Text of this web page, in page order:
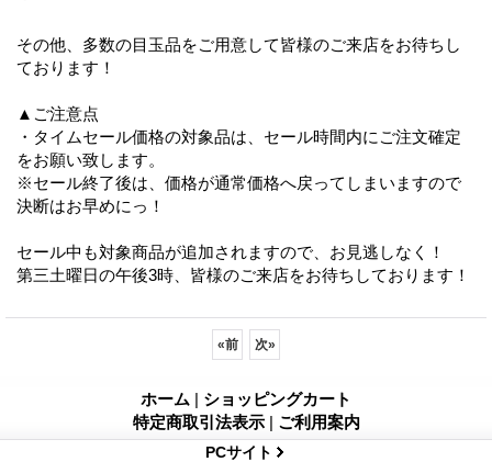
その他、多数の目玉品をご用意して皆様のご来店をお待ちし
ております！
▲ご注意点
・タイムセール価格の対象品は、セール時間内にご注文確定
をお願い致します。
※セール終了後は、価格が通常価格へ戻ってしまいますので
決断はお早めにっ！
セール中も対象商品が追加されますので、お見逃しなく！
第三土曜日の午後3時、皆様のご来店をお待ちしております！
«前 次»
ホーム | ショッピングカート
特定商取引法表示 | ご利用案内
PCサイト